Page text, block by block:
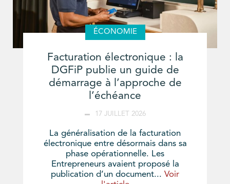
ÉCONOMIE
Facturation électronique : la
DGFiP publie un guide de
démarrage à l’approche de
l’échéance
17 JUILLET 2026
La généralisation de la facturation
électronique entre désormais dans sa
phase opérationnelle. Les
Entrepreneurs avaient proposé la
publication d’un document... Voir